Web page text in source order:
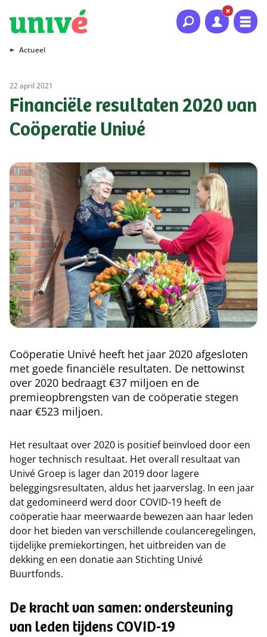
Naar hoofdinhoud
Naar hoofdnavigatie
Naar footer
Actueel
22 april 2021
Financiële resultaten 2020 van
Coöperatie Univé
Coöperatie Univé heeft het jaar 2020 afgesloten
met goede financiële resultaten. De nettowinst
over 2020 bedraagt €37 miljoen en de
premieopbrengsten van de coöperatie stegen
naar €523 miljoen.
Het resultaat over 2020 is positief beïnvloed door een
hoger technisch resultaat. Het overall resultaat van
Univé Groep is lager dan 2019 door lagere
beleggingsresultaten, aldus het jaarverslag. In een jaar
dat gedomineerd werd door COVID-19 heeft de
coöperatie haar meerwaarde bewezen aan haar leden
door het bieden van verschillende coulanceregelingen,
tijdelijke premiekortingen, het uitbreiden van de
dekking en een donatie aan Stichting Univé
Buurtfonds.
De kracht van samen: ondersteuning
van leden tijdens COVID-19